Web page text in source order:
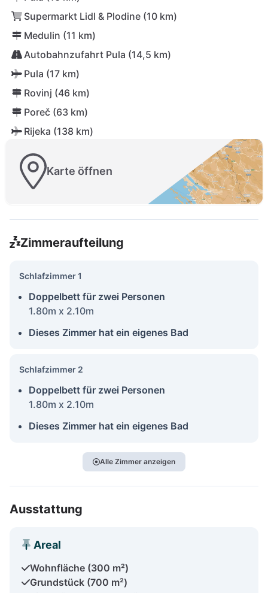
Supermarkt Lidl & Plodine (10 km)
Medulin (11 km)
Autobahnzufahrt Pula (14,5 km)
Pula (17 km)
Rovinj (46 km)
Poreč (63 km)
Rijeka (138 km)
Karte öffnen
Zimmeraufteilung
Schlafzimmer 1
Doppelbett für zwei Personen
1.80m x 2.10m
Dieses Zimmer hat ein eigenes Bad
Schlafzimmer 2
Doppelbett für zwei Personen
1.80m x 2.10m
Dieses Zimmer hat ein eigenes Bad
Alle Zimmer anzeigen
Ausstattung
Areal
Wohnfläche (300 m²)
Grundstück (700 m²)